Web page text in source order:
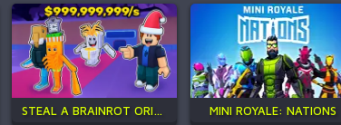
STEAL A BRAINROT ORIGINAL 3D MINI ROYALE: NATIONS